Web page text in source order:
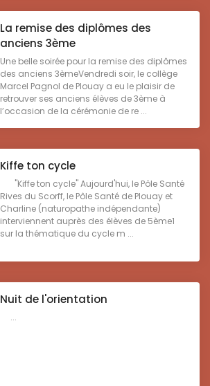
La remise des diplômes des
anciens 3ème
Une belle soirée pour la remise des diplômes
des anciens 3èmeVendredi soir, le collège
Marcel Pagnol de Plouay a eu le plaisir de
retrouver ses anciens élèves de 3ème à
l’occasion de la cérémonie de re ...
Kiffe ton cycle
"Kiffe ton cycle" Aujourd'hui, le Pôle Santé
Rives du Scorff, le Pôle Santé de Plouay et
Charline (naturopathe indépendante)
interviennent auprès des élèves de 5ème1
sur la thématique du cycle m ...
Nuit de l'orientation
...